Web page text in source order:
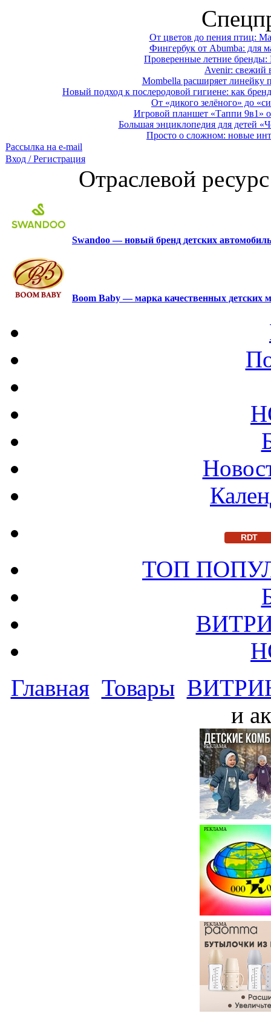
От цветов до пения птиц:
Фингербук от Abumba: для
Проверенные летние
Avenir: свежий
Mombella расширяет линейку
Новый подход к послеродовой гигиене: как
От «дикого зелёного» до
Игровой планшет «Таппи 9в1»
Большая энциклопедия для детей
Просто о сложном: новые
Рассылка на e-mail
Вход / Регистрация
Отраслевой
Swandoo — новый бренд детских
Boom Baby — марка качественных детских
RDT
ТОП
Главная Товары
и
РЕКЛАМА
РЕКЛАМА
РЕКЛАМА